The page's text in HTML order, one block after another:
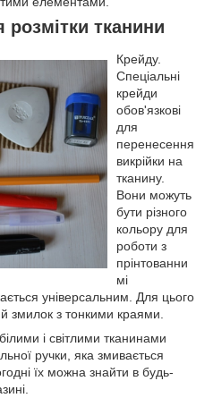
тканини
Крейду.
Спеціальні
крейди
обов'язкові
для
перенесення
викрійки на
тканину.
Вони можуть
бути різного
кольору для
роботи з
прінтованни
мі
універсальним. Для цього
змилок з тонкими краями.
і світлими тканинами
ручки, яка змивається
їх можна знайти в будь-